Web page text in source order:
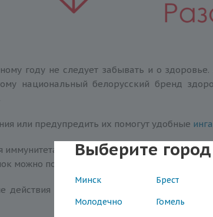
Выберите город
Минск Брест
Молодечно Гомель
году не следует забывать и о
национальный белорусский бренд
или предупредить их помогут удобные
иммунитета идеально подойдут чудесные
можно положить
действия помогут Вам и Вашему ребенку